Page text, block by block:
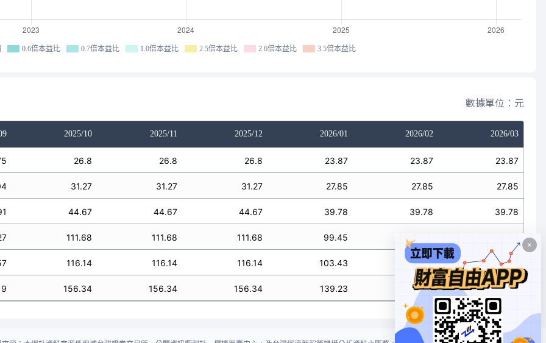
0.6倍本益比 0.7倍本益比 1.0倍本益比 2.5倍本益比 2.6倍本益比 3.5倍本益比
數據單位：元
2025/10 2025/11 2025/12 2026/01 2026/02 2026/03
26.8 26.8 26.8 23.87 23.87 23.87
31.27 31.27 31.27 27.85 27.85 27.85
44.67 44.67 44.67 39.78 39.78 39.78
111.68 111.68 111.68 99.45 99.45
116.14 116.14 116.14 103.43 103.43 103.43
156.34 156.34 156.34 139.23 139.23 139.23